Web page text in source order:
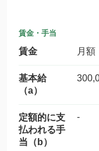
賃金・手当
賃金 月額
基本給
（a）
定額的に支
払われる手
当（b）
-